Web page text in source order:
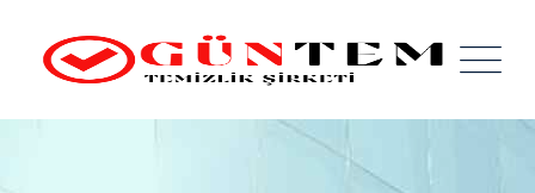
content